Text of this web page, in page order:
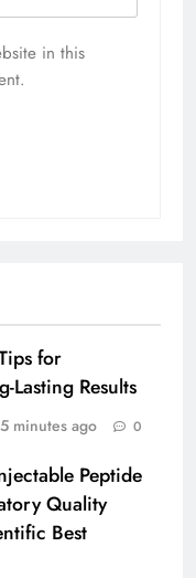
in this
for
Lasting Results
minutes ago 0
Peptide
Quality
Best